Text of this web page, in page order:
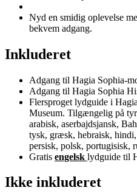
Nyd en smidig oplevelse
bekvem adgang.
Inkluderet
Adgang til Hagia Sophia-
Adgang til Hagia Sophia
Flersproget lydguide i
Museum. Tilgængelig på
arabisk, aserbajdsjansk,
tysk, græsk, hebraisk,
persisk, polsk, portugisisk,
Gratis engelsk lydguide til
Ikke inkluderet